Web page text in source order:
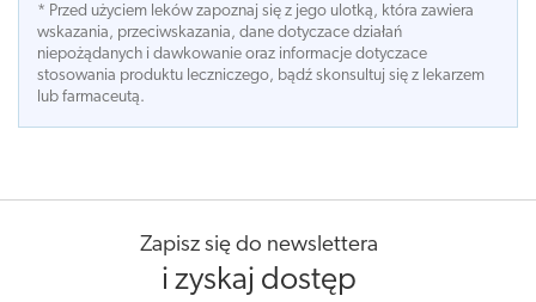
* Przed użyciem leków zapoznaj się z jego ulotką, która zawiera
wskazania, przeciwskazania, dane dotyczace działań
niepożądanych i dawkowanie oraz informacje dotyczace
stosowania produktu leczniczego, bądź skonsultuj się z lekarzem
lub farmaceutą.
Zapisz się do newslettera
i zyskaj dostęp